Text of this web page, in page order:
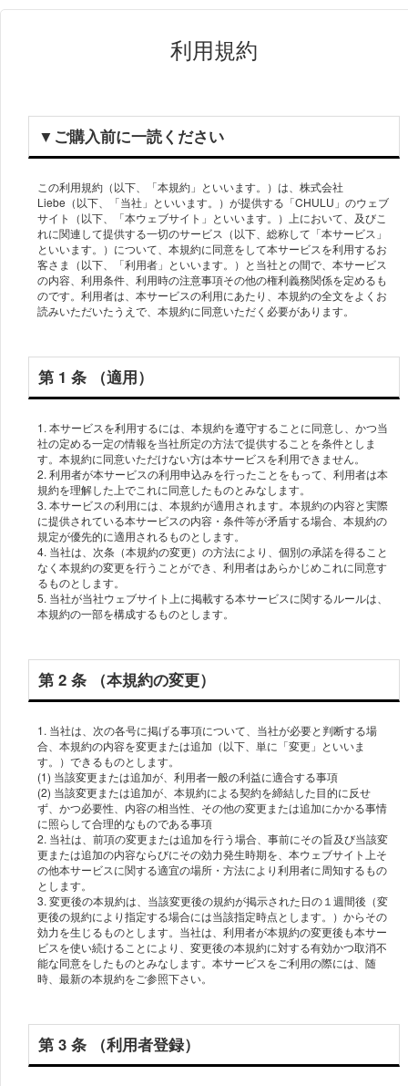
利用規約
▼ご購⼊前に⼀読ください
この利⽤規約（以下、「本規約」といいます。）は、株式会社
Liebe（以下、「当社」といいます。）が提供する「CHULU」のウェブ
サイト（以下、「本ウェブサイト」といいます。）上において、及びこ
れに関連して提供する⼀切のサービス（以下、総称して「本サービス」
といいます。）について、本規約に同意をして本サービスを利⽤するお
客さま（以下、「利⽤者」といいます。）と当社との間で、本サービス
の内容、利⽤条件、利⽤時の注意事項その他の権利義務関係を定めるも
のです。利⽤者は、本サービスの利⽤にあたり、本規約の全⽂をよくお
第 1 条 （適⽤）
1. 本サービスを利⽤するには、本規約を遵守することに同意し、かつ当
社の定める⼀定の情報を当社所定の⽅法で提供することを条件としま
す。本規約に同意いただけない⽅は本サービスを利⽤できません。
2. 利⽤者が本サービスの利⽤申込みを⾏ったことをもって、利⽤者は本
規約を理解した上でこれに同意したものとみなします。
3. 本サービスの利⽤には、本規約が適⽤されます。本規約の内容と実際
に提供されている本サービスの内容・条件等が⽭盾する場合、本規約の
規定が優先的に適⽤されるものとします。
4. 当社は、次条（本規約の変更）の⽅法により、個別の承諾を得ること
なく本規約の変更を⾏うことができ、利⽤者はあらかじめこれに同意す
るものとします。
5. 当社が当社ウェブサイト上に掲載する本サービスに関するルールは、
第 2 条 （本規約の変更）
1. 当社は、次の各号に掲げる事項について、当社が必要と判断する場
合、本規約の内容を変更または追加（以下、単に「変更」といいま
す。）できるものとします。
(1) 当該変更または追加が、利⽤者⼀般の利益に適合する事項
(2) 当該変更または追加が、本規約による契約を締結した⽬的に反せ
ず、かつ必要性、内容の相当性、その他の変更または追加にかかる事情
に照らして合理的なものである事項
2. 当社は、前項の変更または追加を⾏う場合、事前にその旨及び当該変
更または追加の内容ならびにその効⼒発⽣時期を、本ウェブサイト上そ
の他本サービスに関する適宜の場所・⽅法により利⽤者に周知するもの
とします。
3. 変更後の本規約は、当該変更後の規約が掲⽰された⽇の１週間後（変
更後の規約により指定する場合には当該指定時点とします。）からその
効⼒を⽣じるものとします。当社は、利⽤者が本規約の変更後も本サー
ビスを使い続けることにより、変更後の本規約に対する有効かつ取消不
能な同意をしたものとみなします。本サービスをご利⽤の際には、随
第 3 条 （利⽤者登録）